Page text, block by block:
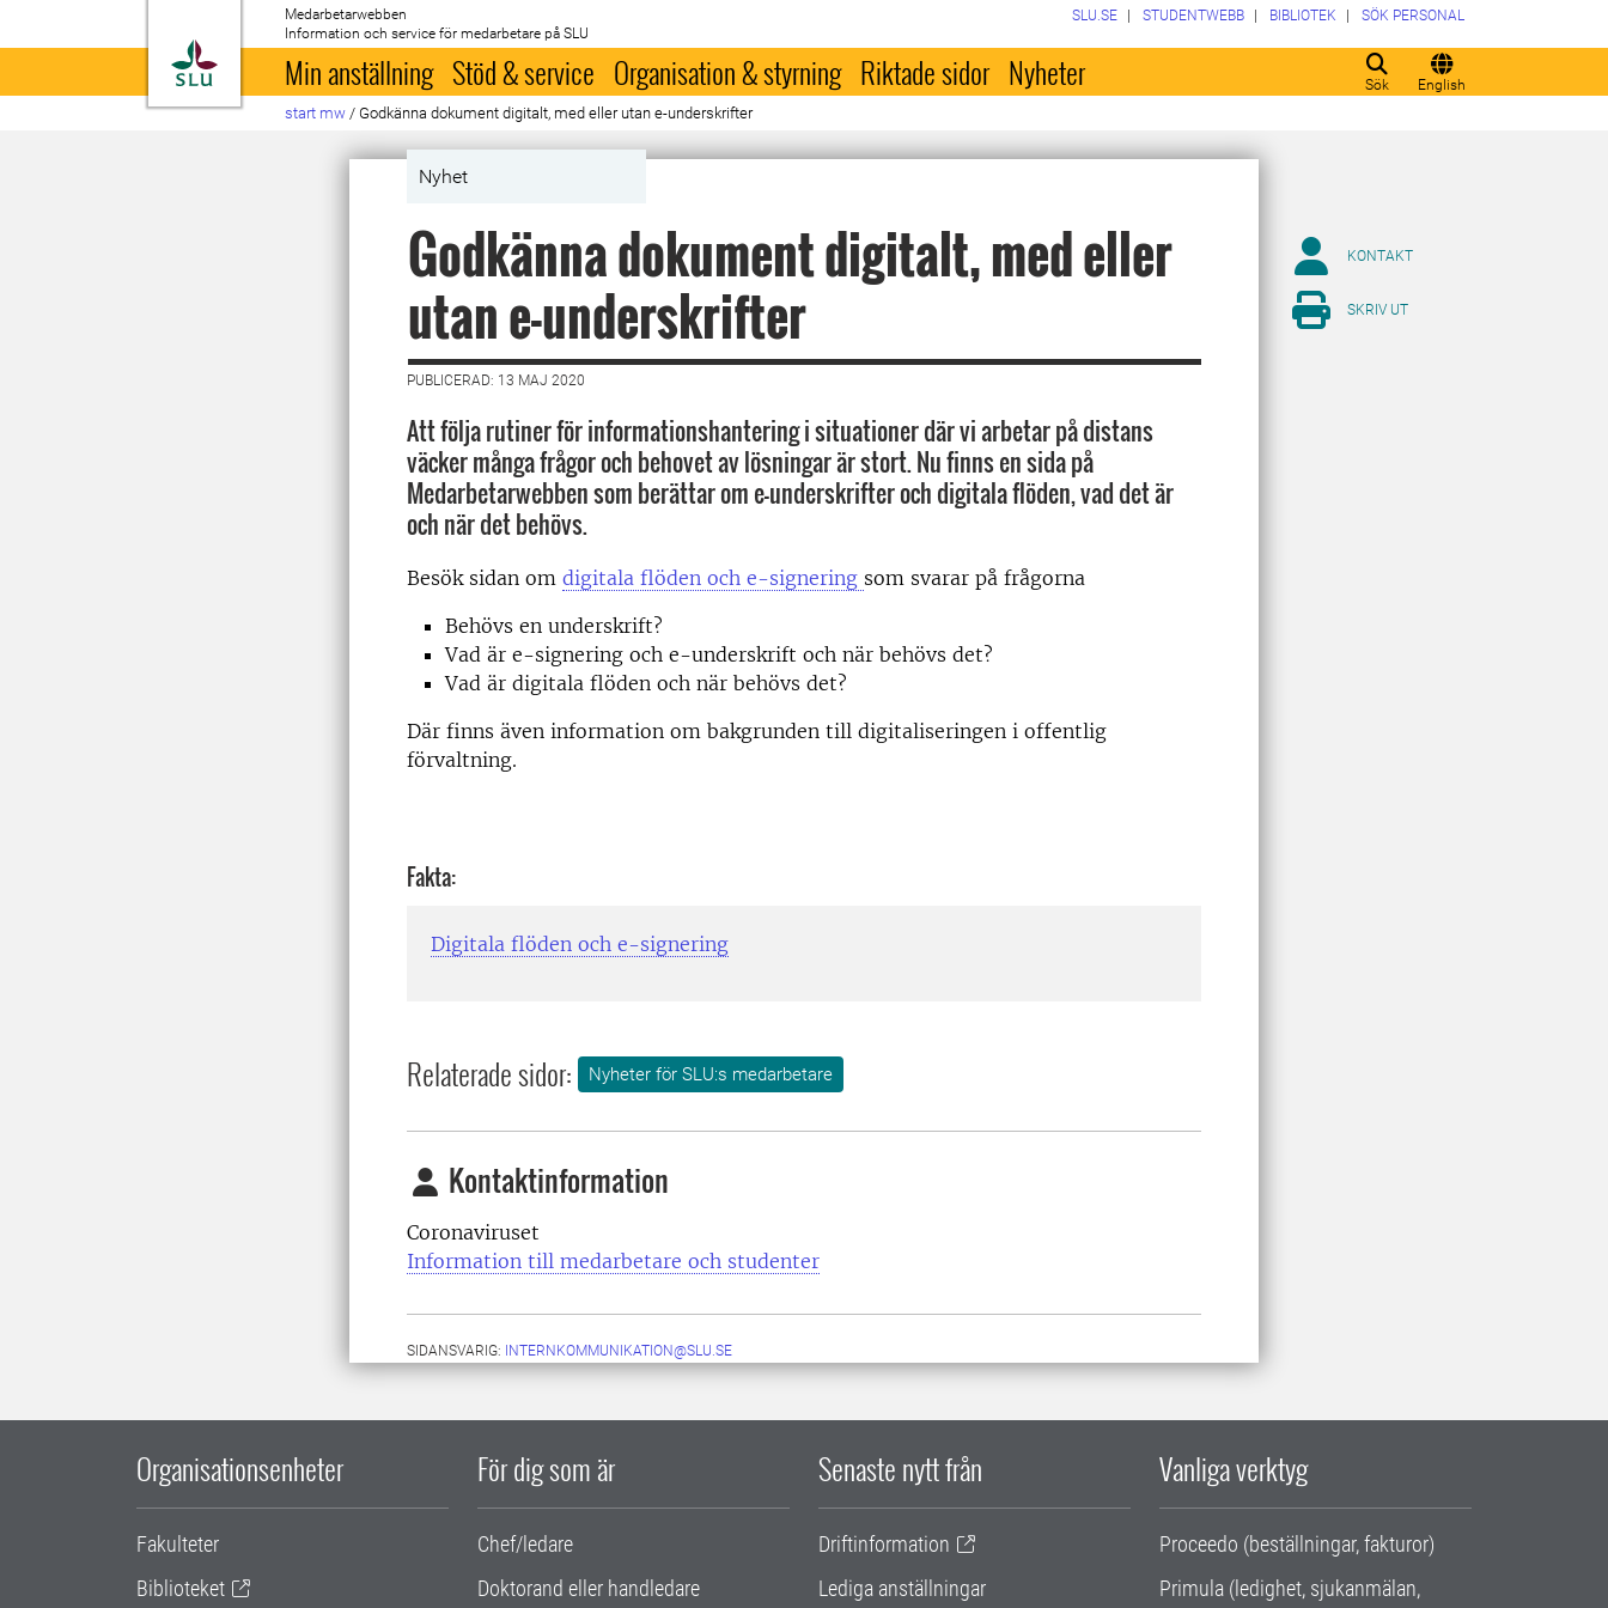
Till startsida
Medarbetarwebben
Information och service för medarbetare på SLU
Sök English
SLU.SE STUDENTWEBB BIBLIOTEK SÖK PERSONAL
Min anställning Stöd & service Organisation & styrning Riktade sidor Nyheter
start mw / Godkänna dokument digitalt, med eller utan e-underskrifter
Nyhet
Godkänna dokument digitalt, med eller
utan e-underskrifter
PUBLICERAD: 13 MAJ 2020
Att följa rutiner för informationshantering i situationer där vi arbetar på distans
väcker många frågor och behovet av lösningar är stort. Nu finns en sida på
Medarbetarwebben som berättar om e-underskrifter och digitala flöden, vad det är
och när det behövs.
Besök sidan om digitala flöden och e-signering som svarar på frågorna
Behövs en underskrift?
Vad är e-signering och e-underskrift och när behövs det?
Vad är digitala flöden och när behövs det?
Där finns även information om bakgrunden till digitaliseringen i offentlig
förvaltning.
Fakta:
Digitala flöden och e-signering
Relaterade sidor: Nyheter för SLU:s medarbetare
Kontaktinformation
Coronaviruset
Information till medarbetare och studenter
SIDANSVARIG: INTERNKOMMUNIKATION@SLU.SE
KONTAKT
SKRIV UT
Organisationsenheter
Fakulteter
Biblioteket
För dig som är
Chef/ledare
Doktorand eller handledare
Senaste nytt från
Driftinformation
Lediga anställningar
Vanliga verktyg
Proceedo (beställningar, fakturor)
Primula (ledighet, sjukanmälan,